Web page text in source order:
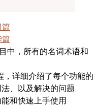
篇
篇
中，所有的名词术语和
详细介绍了每个功能的
、以及解决的问题
和快速上手使用